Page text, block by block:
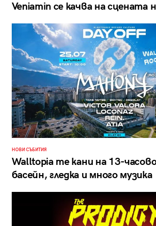
Veniamin се качва на сцената
НОВИ СЪБИТИЯ
Walltopia те кани на 13-
басейн, гледка и много музика